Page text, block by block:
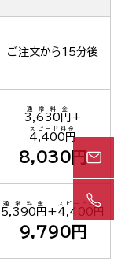
ご注文から15分後
3,630円
通常料金
+
4,400円
スピード料金
8,030円
5,390円
通常料金
+4,400円
スピード料金
9,790円